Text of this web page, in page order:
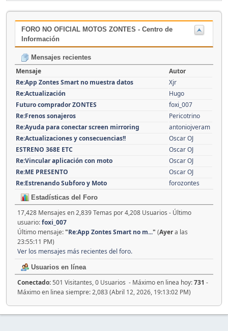
FORO NO OFICIAL MOTOS ZONTES - Centro de
Información
Mensajes recientes
Mensaje
Autor
Re:App Zontes Smart no muestra datos
Xjr
Re:Actualización
Hugo
Futuro comprador ZONTES
foxi_007
Re:Frenos sonajeros
Pericotrino
Re:Ayuda para conectar screen mirroring
antoniojveram
Re:Actualizaciones y consecuencias!!
Oscar OJ
ESTRENO 368E ETC
Oscar OJ
Re:Vincular aplicación con moto
Oscar OJ
Re:ME PRESENTO
Oscar OJ
Re:Estrenando Subforo y Moto
forozontes
Estadísticas del Foro
17,428 Mensajes en 2,839 Temas por 4,208 Usuarios - Último
usuario:foxi_007
Último mensaje:"Re:App Zontes Smart no m..." (Ayera las
23:55:11 PM)
Ver los mensajes más recientes del foro.
Usuarios en línea
Conectado:501 Visitantes, 0 Usuarios - Máximo en linea hoy:731 -
Máximo en linea siempre: 2,083 (Abril 12, 2026, 19:13:02 PM)